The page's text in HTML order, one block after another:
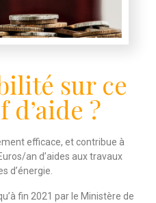
sur ce
?
efficace, et contribue à
an d’aides aux travaux
d’énergie.
fin 2021 par le Ministère de